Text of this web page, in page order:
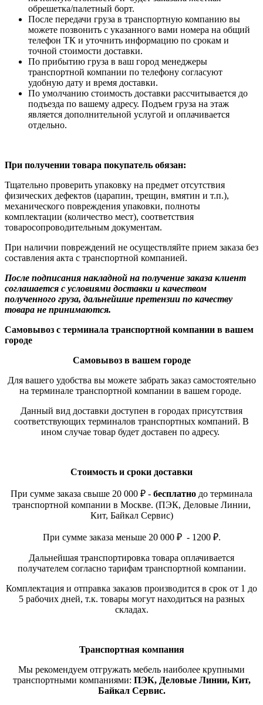
обрешетка/палетный борт.
После передачи груза в транспортную компанию вы
можете позвонить с указанного вами номера на общий
телефон ТК и уточнить информацию по срокам и
точной стоимости доставки.
По прибытию груза в ваш город менеджеры
транспортной компании по телефону согласуют
удобную дату и время доставки.
По умолчанию стоимость доставки рассчитывается до
подъезда по вашему адресу. Подъем груза на этаж
является дополнительной услугой и оплачивается
отдельно.
При получении товара покупатель обязан:
Тщательно проверить упаковку на предмет отсутствия
физических дефектов (царапин, трещин, вмятин и т.п.),
механического повреждения упаковки, полноты
комплектации (количество мест), соответствия
товаросопроводительным документам.
При наличии повреждений не осуществляйте прием заказа без
составления акта с транспортной компанией.
После подписания накладной на получение заказа клиент
соглашается с условиями доставки и качеством
полученного груза, дальнейшие претензии по качеству
товара не принимаются.
Самовывоз с терминала транспортной компании в вашем
городе
Самовывоз в вашем городе
Для вашего удобства вы можете забрать заказ самостоятельно
на терминале транспортной компании в вашем городе.
Данный вид доставки доступен в городах присутствия
соответствующих терминалов транспортных компаний. В
ином случае товар будет доставен по адресу.
Стоимость и сроки доставки
При сумме заказа свыше 20 000 ₽ - бесплатно до терминала
транспортной компании в Москве. (ПЭК, Деловые Линии,
Кит, Байкал Сервис)
При сумме заказа меньше 20 000 ₽ - 1200 ₽.
Дальнейшая транспортировка товара оплачивается
получателем согласно тарифам транспортной компании.
Комплектация и отправка заказов производится в срок от 1 до
5 рабочих дней, т.к. товары могут находиться на разных
складах.
Транспортная компания
Мы рекомендуем отгружать мебель наиболее крупными
транспортными компаниями: ПЭК, Деловые Линии, Кит,
Байкал Сервис.